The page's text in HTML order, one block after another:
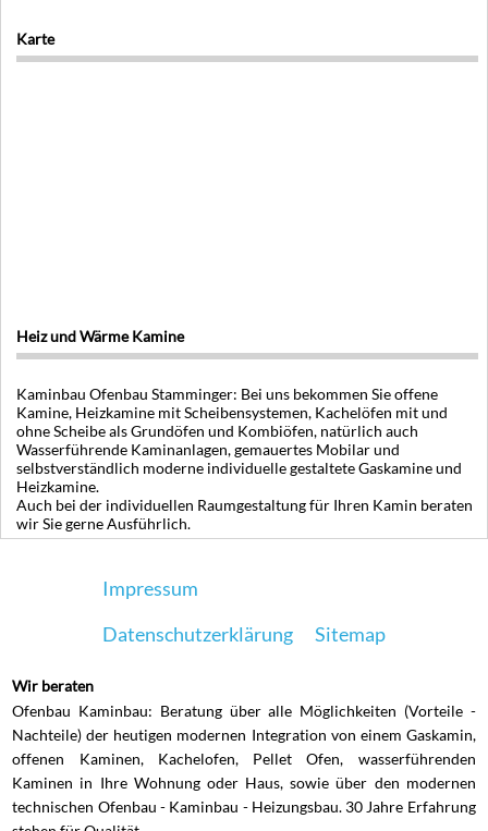
Karte
Heiz und Wärme Kamine
Kaminbau Ofenbau Stamminger: Bei uns bekommen Sie offene
Kamine, Heizkamine mit Scheibensystemen, Kachelöfen mit und
ohne Scheibe als Grundöfen und Kombiöfen, natürlich auch
Wasserführende Kaminanlagen, gemauertes Mobilar und
selbstverständlich moderne individuelle gestaltete Gaskamine und
Heizkamine.
Auch bei der individuellen Raumgestaltung für Ihren Kamin beraten
wir Sie gerne Ausführlich.
Impressum
Datenschutzerklärung
Sitemap
Wir beraten
Ofenbau Kaminbau: Beratung über alle Möglichkeiten (Vorteile -
Nachteile) der heutigen modernen Integration von einem Gaskamin,
offenen Kaminen, Kachelofen, Pellet Ofen, wasserführenden
Kaminen in Ihre Wohnung oder Haus, sowie über den modernen
technischen Ofenbau - Kaminbau - Heizungsbau. 30 Jahre Erfahrung